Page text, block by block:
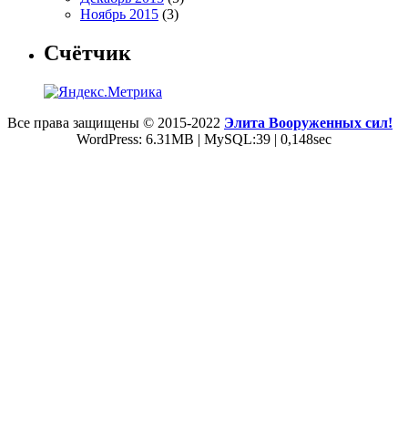
Ноябрь 2015 (3)
Счётчик
Все права защищены © 2015-2022 Элита Вооруженных сил!
WordPress: 6.31MB | MySQL:39 | 0,148sec